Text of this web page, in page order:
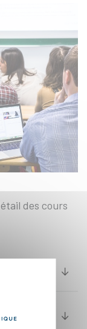
des cours